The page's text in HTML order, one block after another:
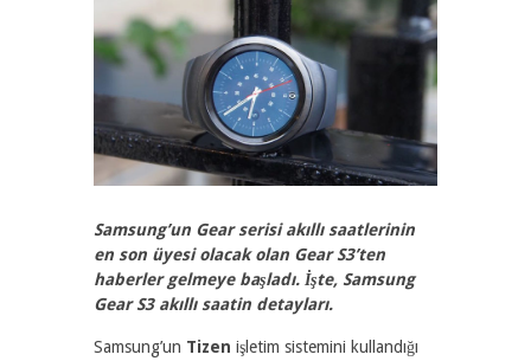
Samsung’un Gear serisi akıllı saatlerinin
en son üyesi olacak olan Gear S3’ten
haberler gelmeye başladı. İşte, Samsung
Gear S3 akıllı saatin detayları.
Samsung’un Tizen işletim sistemini kullandığı